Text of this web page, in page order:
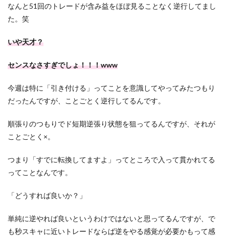
なんと51回のトレードが含み益をほぼ見ることなく逆行してまし
た。笑
いや天才？
センスなさすぎでしょ！！！www
今週は特に「引き付ける」ってことを意識してやってみたつもり
だったんですが、ことごとく逆行してるんです。
順張りのつもりでド短期逆張り状態を狙ってるんですが、それが
ことごとく×。
つまり「すでに転換してますよ」ってところで入って貫かれてる
ってことなんです。
「どうすれば良いか？」
単純に逆やれば良いというわけではないと思ってるんですが、で
も秒スキャに近いトレードならば逆をやる感覚が必要かもって感